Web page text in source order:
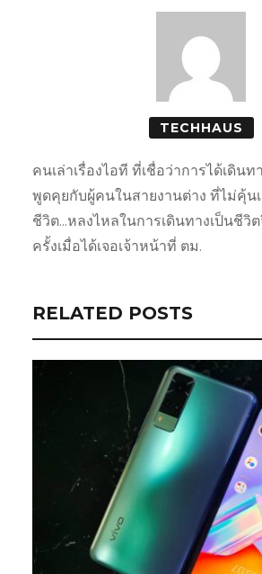
TECHHAUS
คนเล่าเรื่องไอที ที่เชื่อว่าการได้เดิน
พูดคุยกับผู้คนในสายงานต่าง ที่ไม่คุ้น
ชีวิต...หลงไหลในการเดินทางเป็นชีวิ
ครั้งเมื่อได้เจอเจ้าหน้าที่ ตม.
RELATED POSTS